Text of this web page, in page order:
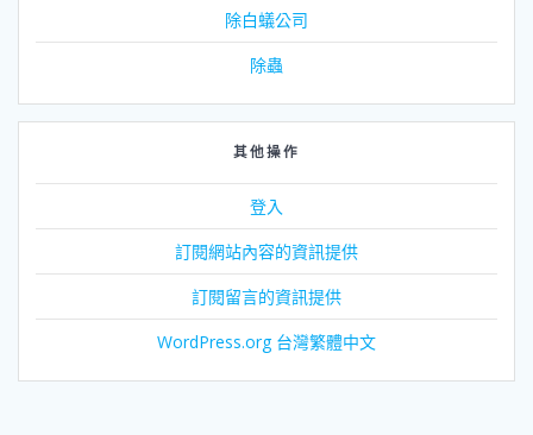
除白蟻公司
除蟲
其他操作
登入
訂閱網站內容的資訊提供
訂閱留言的資訊提供
WordPress.org 台灣繁體中文